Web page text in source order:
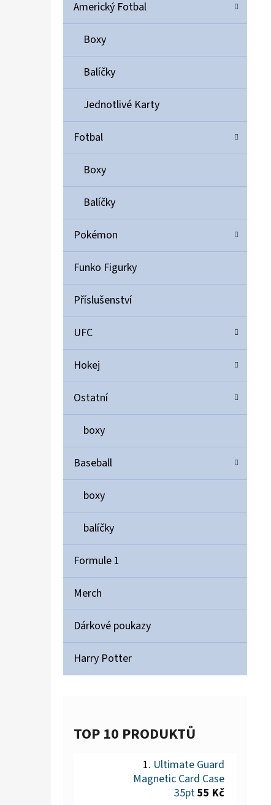
Americký Fotbal
Boxy
Balíčky
Jednotlivé Karty
Fotbal
Boxy
Balíčky
Pokémon
Funko Figurky
Příslušenství
UFC
Hokej
Ostatní
boxy
Baseball
boxy
balíčky
Formule 1
Merch
Dárkové poukazy
Harry Potter
TOP 10 PRODUKTŮ
Ultimate Guard
Magnetic Card Case
35pt55 Kč
ULTIMATE GUARD MAGNETIC CARD CASE 35PT